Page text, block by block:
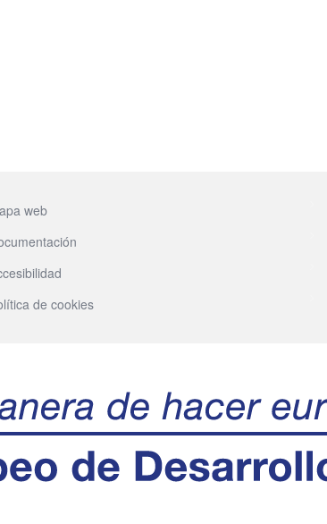
web
de cookies